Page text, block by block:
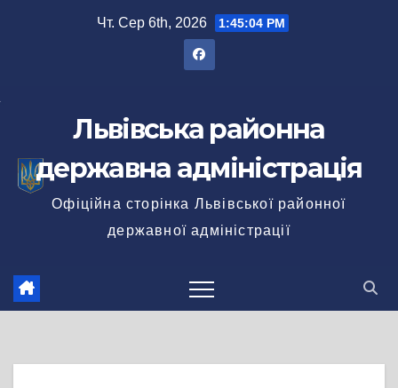
Чт. Сер 6th, 2026 1:45:04 PM
Львівська районна
державна адміністрація
Офіційна сторінка Львівської районної
державної адміністрації